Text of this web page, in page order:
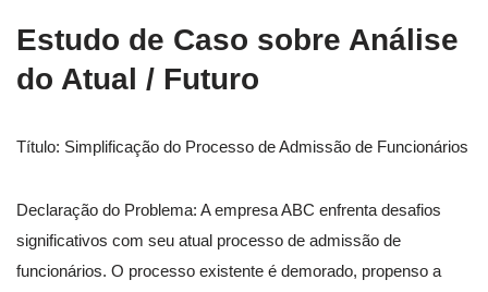
Estudo de Caso sobre Análise
do Atual / Futuro
Título: Simplificação do Processo de Admissão de Funcionários
Declaração do Problema: A empresa ABC enfrenta desafios
significativos com seu atual processo de admissão de
funcionários. O processo existente é demorado, propenso a